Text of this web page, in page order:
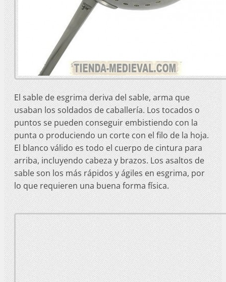
El sable de esgrima deriva del sable, arma que
usaban los soldados de caballería. Los tocados o
puntos se pueden conseguir embistiendo con la
punta o produciendo un corte con el filo de la hoja.
El blanco válido es todo el cuerpo de cintura para
arriba, incluyendo cabeza y brazos. Los asaltos de
sable son los más rápidos y ágiles en esgrima, por
lo que requieren una buena forma física.